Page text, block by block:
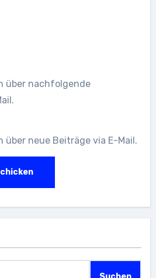
über nachfolgende
neue Beiträge via E-Mail.